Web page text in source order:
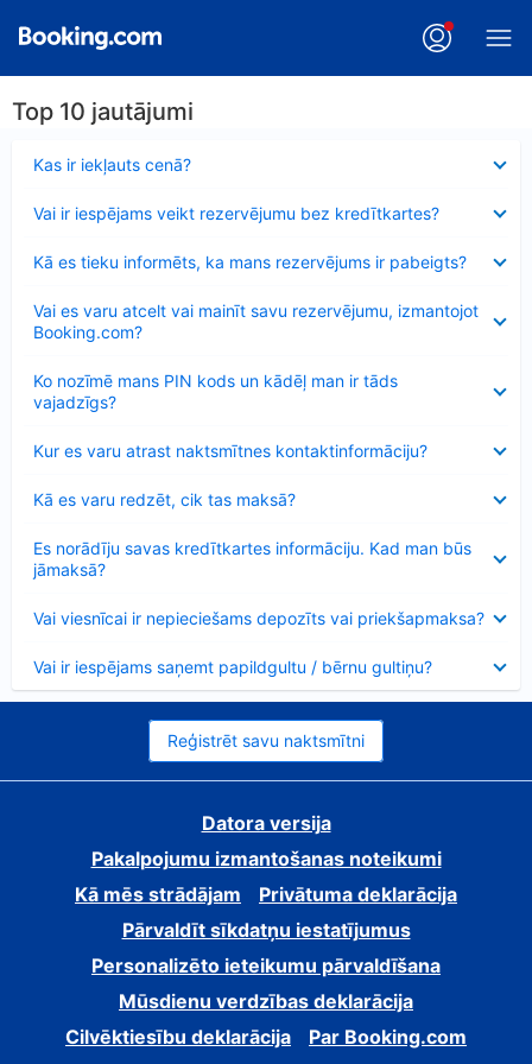
Top 10 jautājumi
Kas ir iekļauts cenā?
Vai ir iespējams veikt rezervējumu bez kredītkartes?
Kā es tieku informēts, ka mans rezervējums ir pabeigts?
Vai es varu atcelt vai mainīt savu rezervējumu, izmantojot
Booking.com?
Ko nozīmē mans PIN kods un kādēļ man ir tāds
vajadzīgs?
Kur es varu atrast naktsmītnes kontaktinformāciju?
Kā es varu redzēt, cik tas maksā?
Es norādīju savas kredītkartes informāciju. Kad man būs
jāmaksā?
Vai viesnīcai ir nepieciešams depozīts vai priekšapmaksa?
Vai ir iespējams saņemt papildgultu / bērnu gultiņu?
Reģistrēt savu naktsmītni
Datora versija
Pakalpojumu izmantošanas noteikumi
Kā mēs strādājam
Privātuma deklarācija
Pārvaldīt sīkdatņu iestatījumus
Personalizēto ieteikumu pārvaldīšana
Mūsdienu verdzības deklarācija
Cilvēktiesību deklarācija
Par Booking.com